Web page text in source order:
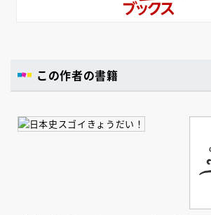
この作者の書籍